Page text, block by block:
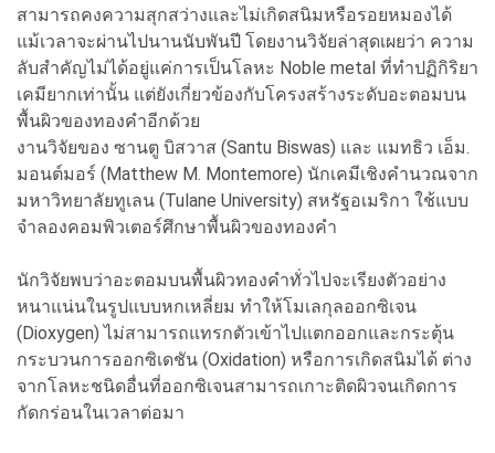
สามารถคงความสุกสว่างและไม่เกิดสนิมหรือรอยหมองได้
แม้เวลาจะผ่านไปนานนับพันปี โดยงานวิจัยล่าสุดเผยว่า ความ
ลับสำคัญไม่ได้อยู่แค่การเป็นโลหะ Noble metal ที่ทำปฏิกิริยา
เคมียากเท่านั้น แต่ยังเกี่ยวข้องกับโครงสร้างระดับอะตอมบน
พื้นผิวของทองคำอีกด้วย
งานวิจัยของ ซานตู บิสวาส (Santu Biswas) และ แมทธิว เอ็ม.
มอนต์มอร์ (Matthew M. Montemore) นักเคมีเชิงคำนวณจาก
มหาวิทยาลัยทูเลน (Tulane University) สหรัฐอเมริกา ใช้แบบ
จำลองคอมพิวเตอร์ศึกษาพื้นผิวของทองคำ
นักวิจัยพบว่าอะตอมบนพื้นผิวทองคำทั่วไปจะเรียงตัวอย่าง
หนาแน่นในรูปแบบหกเหลี่ยม ทำให้โมเลกุลออกซิเจน
(Dioxygen) ไม่สามารถแทรกตัวเข้าไปแตกออกและกระตุ้น
กระบวนการออกซิเดชัน (Oxidation) หรือการเกิดสนิมได้ ต่าง
จากโลหะชนิดอื่นที่ออกซิเจนสามารถเกาะติดผิวจนเกิดการ
กัดกร่อนในเวลาต่อมา